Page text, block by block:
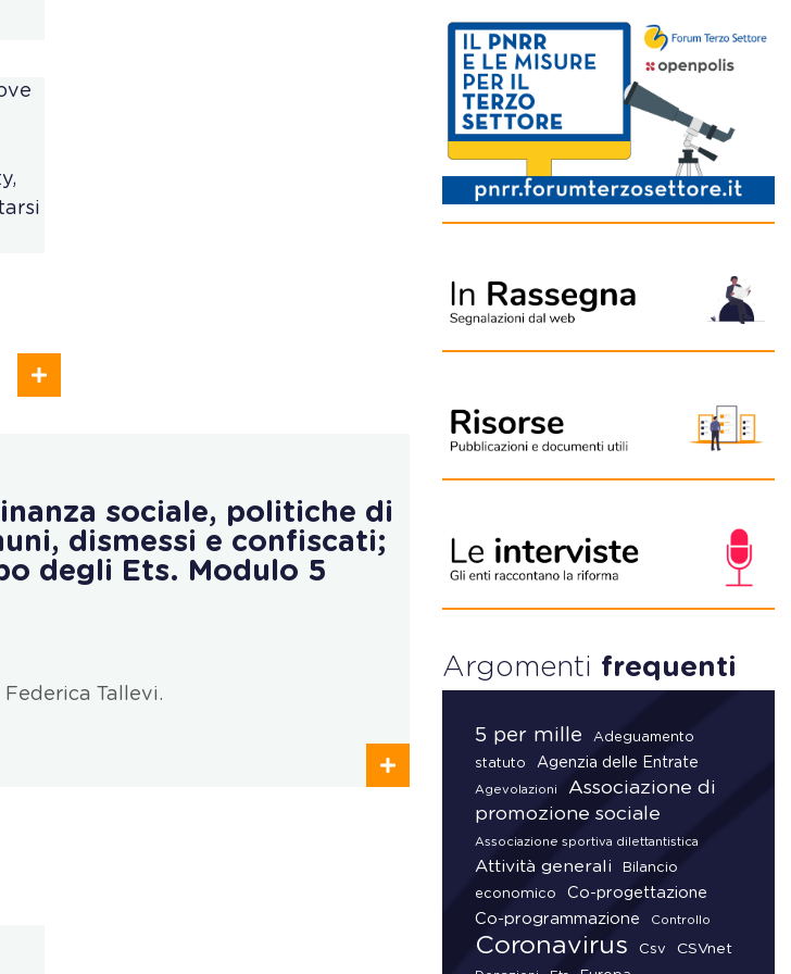
sociale, politiche di
dismessi e confiscati;
degli Ets. Modulo 5
Tallevi.
Argomenti frequenti
5 per mille
Adeguamento
statuto
Agenzia delle Entrate
Agevolazioni
Associazione di
promozione sociale
Associazione sportiva dilettantistica
Attività generali
Bilancio
economico
Co-progettazione
Co-programmazione
Controllo
Coronavirus Csv CSVnet